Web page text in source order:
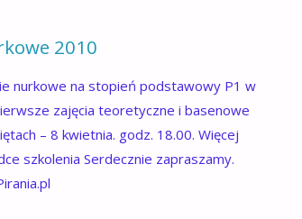
2010
nurkowe na stopień podstawowy P1 w
zajęcia teoretyczne i basenowe
– 8 kwietnia. godz. 18.00. Więcej
szkolenia Serdecznie zapraszamy.